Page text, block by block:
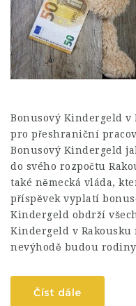
Bonusový Kindergeld v
pro přeshraniční
Bonusový Kindergeld
do svého rozpočtu
také německá vláda,
příspěvek vyplatí
Kindergeld obdrží
Kindergeld v
nevýhodě budou
Číst dále